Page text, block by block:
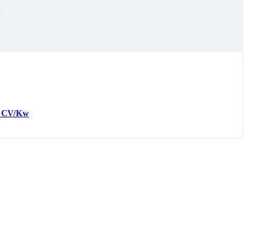
CV/Kw